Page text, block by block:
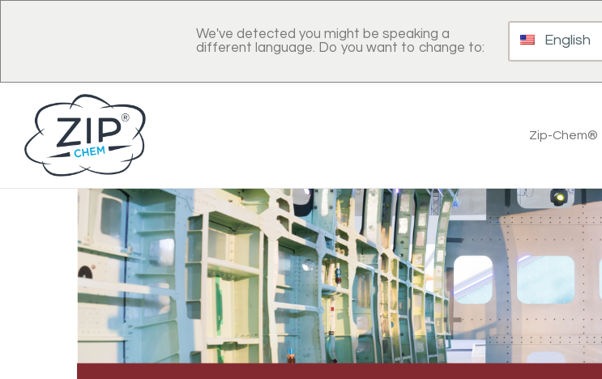
We've detected you might be speaking a
different language. Do you want to change to:
English
Zip-Chem®